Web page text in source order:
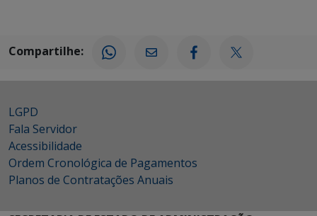
Compartilhe:
LGPD
Fala Servidor
Acessibilidade
Ordem Cronológica de Pagamentos
Planos de Contratações Anuais